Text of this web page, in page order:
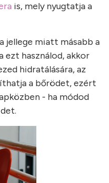
is, mely nyugtatja a
jellege miatt másabb a
ezt használod, akkor
hidratálására, az
a bőrödet, ezért
- ha módod